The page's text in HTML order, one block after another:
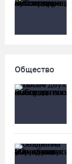
Общество